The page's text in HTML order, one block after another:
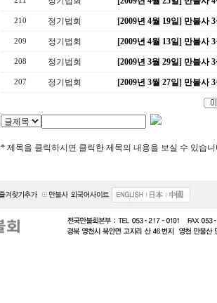
210 정기법회 [2009년 4월 19일] 만불사
209 정기법회 [2009년 4월 13일] 만불사
208 정기법회 [2009년 3월 29일] 만불사
207 정기법회 [2009년 3월 27일] 만불사
* 제목을 클릭하시면 클릭한 제목의 내용을 보실 수 있습니